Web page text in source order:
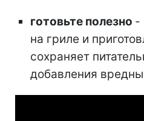
готовьте полезно -
на гриле и
сохраняет
добавления